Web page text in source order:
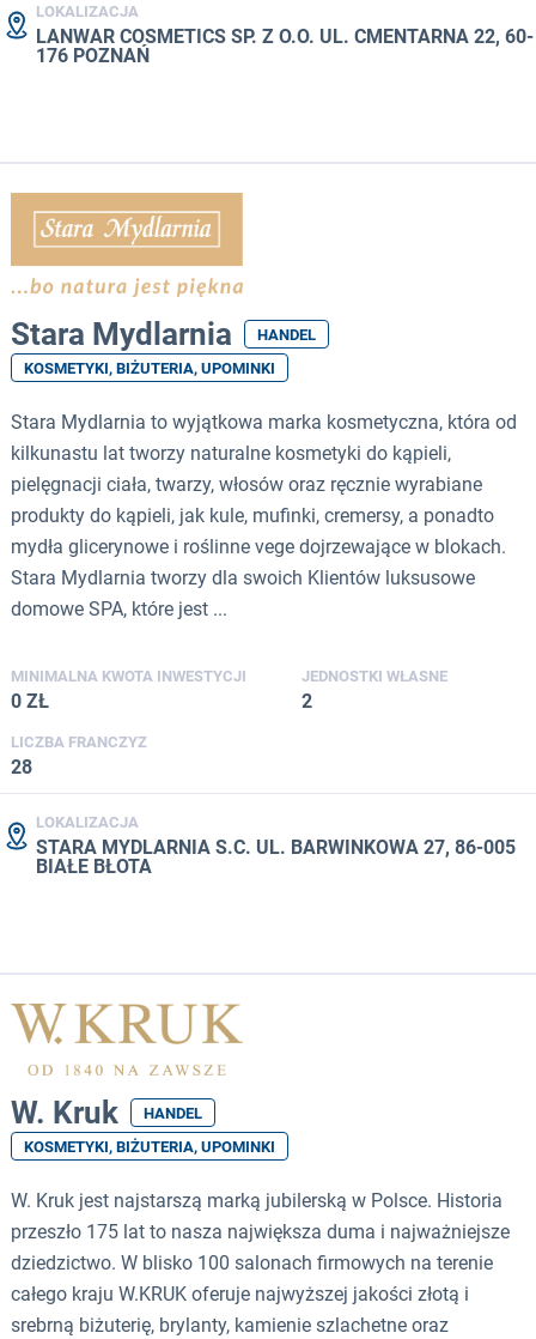
LOKALIZACJA
LANWAR COSMETICS SP. Z O.O. UL. CMENTARNA 22, 60-
176 POZNAŃ
Stara Mydlarnia
HANDEL
KOSMETYKI, BIŻUTERIA, UPOMINKI
Stara Mydlarnia to wyjątkowa marka kosmetyczna, która od
kilkunastu lat tworzy naturalne kosmetyki do kąpieli,
pielęgnacji ciała, twarzy, włosów oraz ręcznie wyrabiane
produkty do kąpieli, jak kule, mufinki, cremersy, a ponadto
mydła glicerynowe i roślinne vege dojrzewające w blokach.
Stara Mydlarnia tworzy dla swoich Klientów luksusowe
domowe SPA, które jest ...
MINIMALNA KWOTA INWESTYCJI
0 ZŁ
JEDNOSTKI WŁASNE
2
LICZBA FRANCZYZ
28
LOKALIZACJA
STARA MYDLARNIA S.C. UL. BARWINKOWA 27, 86-005
BIAŁE BŁOTA
W. Kruk
HANDEL
KOSMETYKI, BIŻUTERIA, UPOMINKI
W. Kruk jest najstarszą marką jubilerską w Polsce. Historia
przeszło 175 lat to nasza największa duma i najważniejsze
dziedzictwo. W blisko 100 salonach firmowych na terenie
całego kraju W.KRUK oferuje najwyższej jakości złotą i
srebrną biżuterię, brylanty, kamienie szlachetne oraz